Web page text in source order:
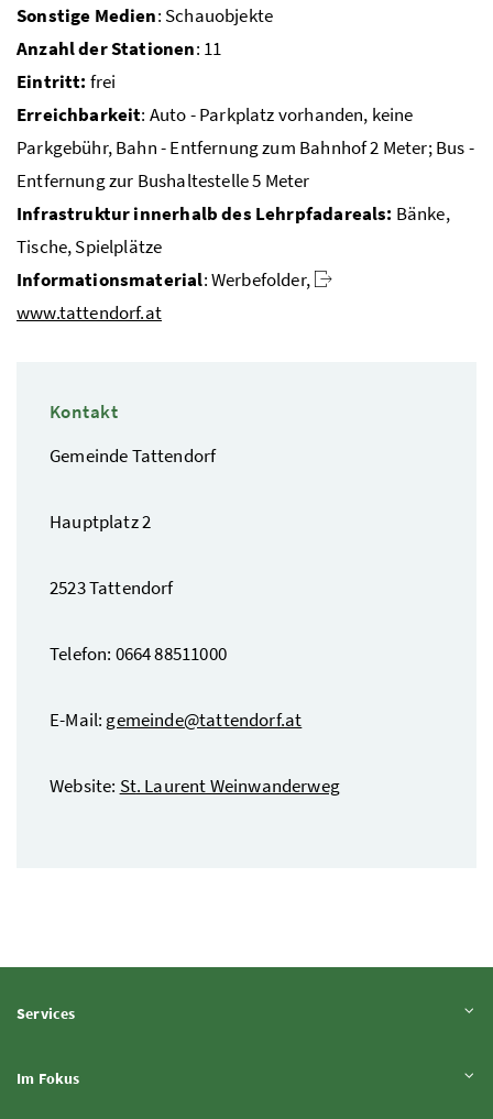
Sonstige Medien: Schauobjekte
Anzahl der Stationen: 11
Eintritt: frei
Erreichbarkeit: Auto - Parkplatz vorhanden, keine
Parkgebühr, Bahn - Entfernung zum Bahnhof 2 Meter; Bus -
Entfernung zur Bushaltestelle 5 Meter
Infrastruktur innerhalb des Lehrpfadareals: Bänke,
Tische, Spielplätze
Informationsmaterial: Werbefolder,
www.tattendorf.at
Kontakt
Gemeinde Tattendorf
Hauptplatz 2
2523 Tattendorf
Telefon: 0664 88511000
E-Mail: gemeinde@tattendorf.at
Website: St. Laurent Weinwanderweg
ServicesInhalt aufklappen
Im FokusInhalt aufklappen